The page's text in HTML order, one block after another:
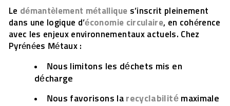
Le démantèlement métallique s’inscrit pleinement
dans une logique d’économie circulaire, en cohérence
avec les enjeux environnementaux actuels. Chez
Pyrénées Métaux :
Nous limitons les déchets mis en
décharge
Nous favorisons la recyclabilitémaximale